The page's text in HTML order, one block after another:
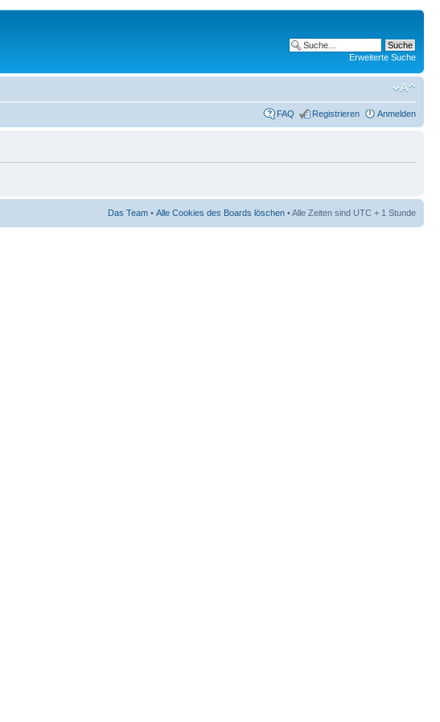
Erweiterte Suche
FAQ Registrieren Anmelden
Das Team • Alle Cookies des Boards löschen • Alle Zeiten sind UTC + 1 Stunde